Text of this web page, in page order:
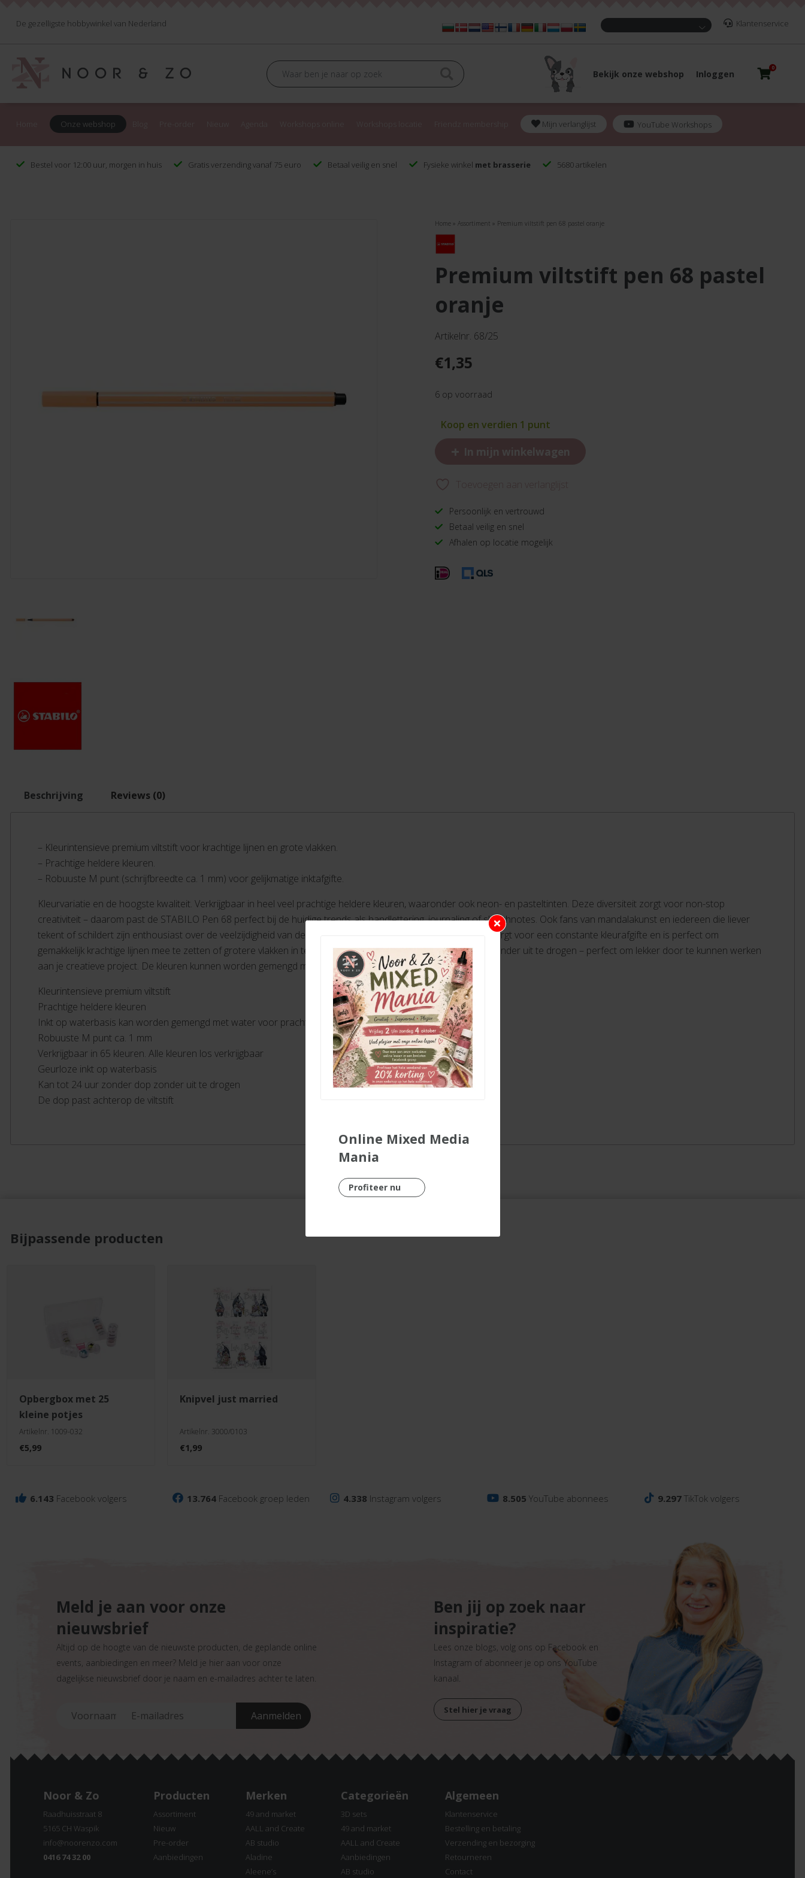
De gezelligste hobbywinkel van Nederland Klantenservice
Bekijk onze webshop Inloggen
0
Onze webshop Mijn verlanglijst YouTube Workshops
Bestel voor 12:00 uur, morgen in huis Gratis verzending vanaf 75 euro Betaal veilig en snel Fysieke winkel met brasserie 5680 artikelen
Home »Assortiment » Premium viltstift pen 68 pastel oranje
premium viltstift pen 68 pastel
oranje
Artikelnr. 68/25
€1,35
6 op voorraad
Koop en verdien 1 punt
+ In mijn winkelwagen
Toevoegen aan verlanglijst
Persoonlijk en vertrouwd
Betaal veilig en snel
Afhalen op locatie mogelijk
Beschrijving Reviews (0)
– Kleurintensieve premium viltstift voor krachtige lijnen en grote vlakken.
– Prachtige heldere kleuren.
– Robuuste M punt (schrijfbreedte ca. 1 mm) voor gelijkmatige inktafgifte.
Kleurvariatie en de hoogste kwaliteit. Verkrijgbaar in heel veel prachtige heldere kleuren, waaronder ook neon- en pasteltinten. Deze diversiteit zorgt voor non-stop
creativiteit – daarom past de STABILO Pen 68 perfect bij de huidige trends als handlettering, journaling of sketchnotes. Ook fans van mandalakunst en iedereen die liever
tekent of schildert zijn enthousiast over de veelzijdigheid van deze hoogwaardige viltstift. De robuuste punt zorgt voor een constante kleurafgifte en is perfect om
gemakkelijk krachtige lijnen mee te zetten of grotere vlakken in te vullen. De punt kan tot 24 uur zonder dop zonder uit te drogen – perfect om lekker door te kunnen werken
aan je creatieve project. De kleuren kunnen worden gemengd met water voor prachtige aquareleffecten.
Kleurintensieve premium viltstift
Prachtige heldere kleuren
Inkt op waterbasis kan worden gemengd met water voor prachtige aquareleffecten
Robuuste M punt ca. 1 mm
Verkrijgbaar in 65 kleuren. Alle kleuren los verkrijgbaar
Geurloze inkt op waterbasis
Kan tot 24 uur zonder dop zonder uit te drogen
De dop past achterop de viltstift
Bijpassende producten
opbergbox met 25
kleine potjes
Artikelnr. 1009-032
€5,99
knipvel just married
Artikelnr. 3000/0103
€1,99
6.143 Facebook volgers 13.764 Facebook groep leden 4.338 Instagram volgers 8.505 YouTube abonnees 9.297TikTok volgers
Meld je aan voor onze
nieuwsbrief
Altijd op de hoogte van de nieuwste producten, de geplande online
events, aanbiedingen en meer? Meld je hier aan voor onze
dagelijkse nieuwsbrief door je naam en e-mailadres achter te laten.
Ben jij op zoek naar
inspiratie?
Lees onze blogs, volg ons op Facebook en
Instagram of abonneer je op ons YouTube
kanaal.
Stel hier je vraag
Noor & Zo
Raadhuisstraat 8
5165 CH Waspik
info@noorenzo.com
0416 74 32 00
Producten
Assortiment
Nieuw
Pre-order
Aanbiedingen
Merken
49 and market
AALL and Create
AB studio
Aladine
Aleene’s
Categorieën
3D sets
49 and market
AALL and Create
Aanbiedingen
AB studio
Algemeen
Klantenservice
Bestelling en betaling
Verzending en bezorging
Retourneren
Contact
Online Mixed Media
Mania
Profiteer nu